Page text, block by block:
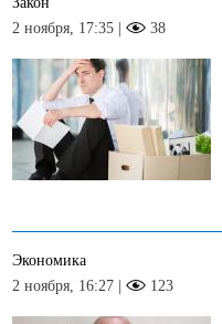
2 ноября, 17:35 |
38
Экономика
2 ноября, 16:27 |
123